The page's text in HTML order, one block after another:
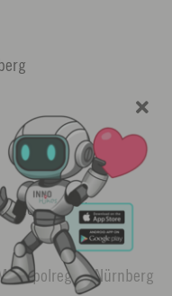
Nürnberg